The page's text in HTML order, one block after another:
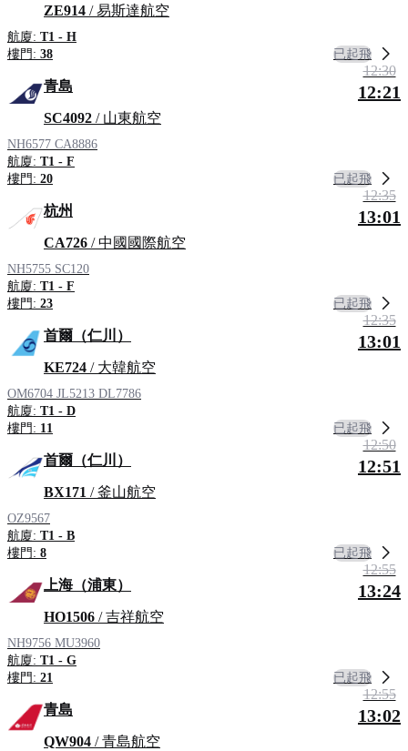
ZE914 / 易斯達航空
航廈: T1 - H
樓門: 38 已起飛
青島
SC4092 / 山東航空
NH6577 CA8886
航廈: T1 - F
樓門: 20
12:30
12:21
已起飛
杭州
CA726 / 中國國際航空
NH5755 SC120
航廈: T1 - F
樓門: 23
12:35
13:01
已起飛
首爾（仁川）
KE724 / 大韓航空
OM6704 JL5213 DL7786
航廈: T1 - D
樓門: 11
12:35
13:01
已起飛
首爾（仁川）
BX171 / 釜山航空
OZ9567
航廈: T1 - B
樓門: 8
12:50
12:51
已起飛
上海（浦東）
HO1506 / 吉祥航空
NH9756 MU3960
航廈: T1 - G
樓門: 21
12:55
13:24
已起飛
青島
QW904 / 青島航空
12:55
13:02